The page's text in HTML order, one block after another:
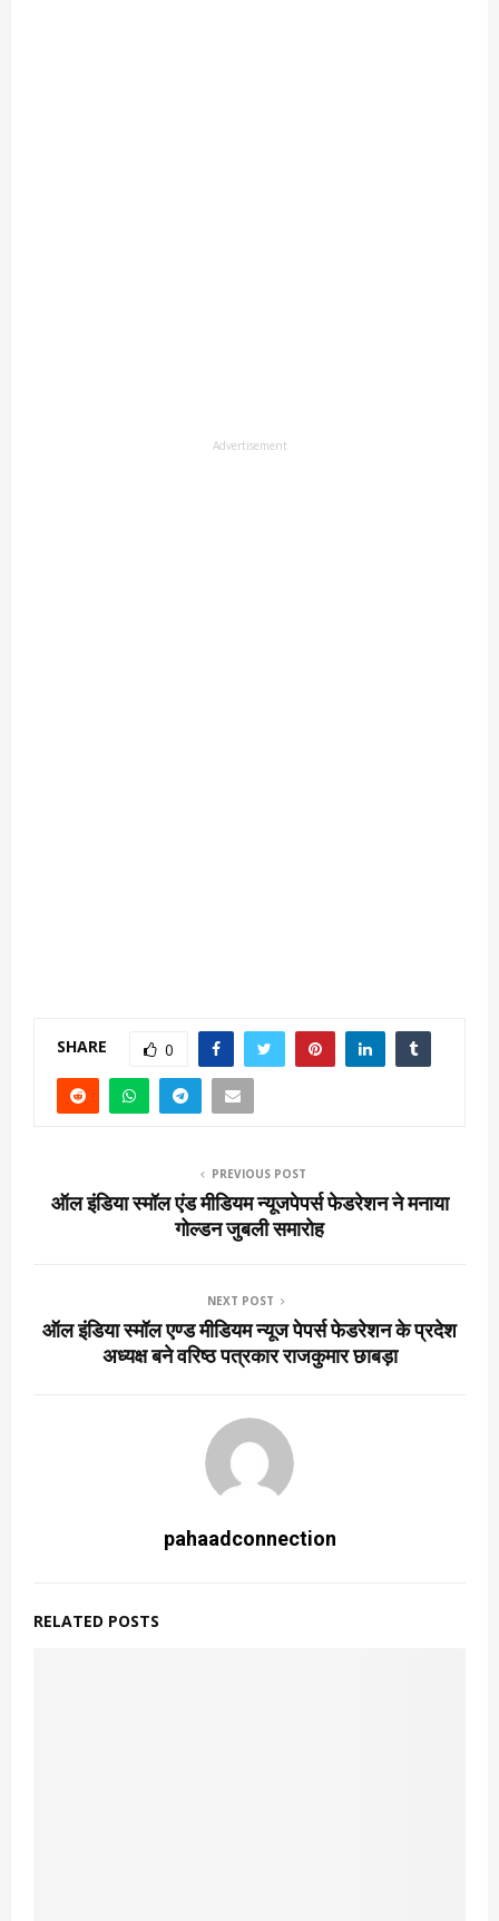
Advertisement
SHARE 0
PREVIOUS POST
ऑल इंडिया स्मॉल एंड मीडियम न्यूजपेपर्स फेडरेशन ने मनाया
गोल्डन जुबली समारोह
NEXT POST
ऑल इंडिया स्मॉल एण्ड मीडियम न्यूज पेपर्स फेडरेशन के प्रदेश
अध्यक्ष बने वरिष्ठ पत्रकार राजकुमार छाबड़ा
pahaadconnection
RELATED POSTS